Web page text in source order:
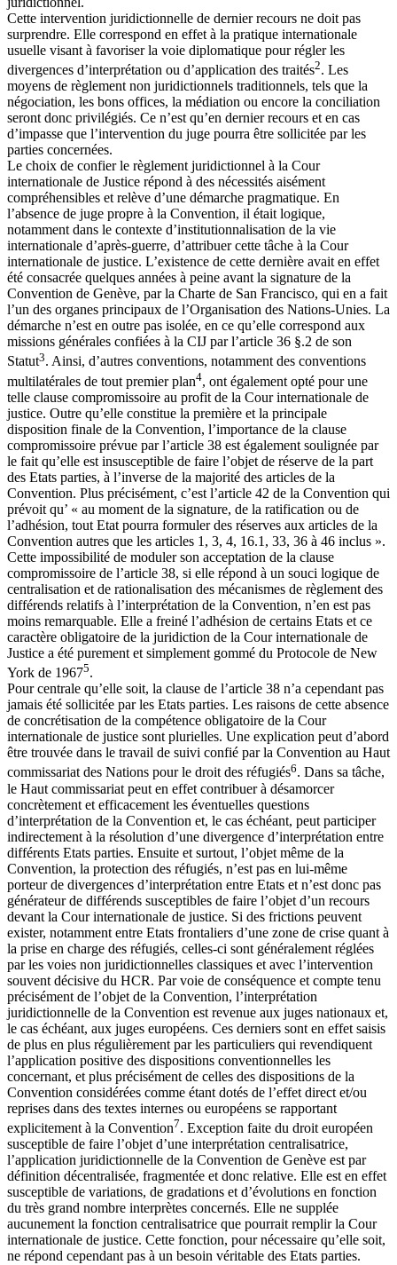
Cette intervention juridictionnelle de dernier recours ne doit pas
surprendre. Elle correspond en effet à la pratique internationale
usuelle visant à favoriser la voie diplomatique pour régler les
divergences d’interprétation ou d’application des traités2. Les
moyens de règlement non juridictionnels traditionnels, tels que la
négociation, les bons offices, la médiation ou encore la conciliation
seront donc privilégiés. Ce n’est qu’en dernier recours et en cas
d’impasse que l’intervention du juge pourra être sollicitée par les
parties concernées.
Le choix de confier le règlement juridictionnel à la Cour
internationale de Justice répond à des nécessités aisément
compréhensibles et relève d’une démarche pragmatique. En
l’absence de juge propre à la Convention, il était logique,
notamment dans le contexte d’institutionnalisation de la vie
internationale d’après-guerre, d’attribuer cette tâche à la Cour
internationale de justice. L’existence de cette dernière avait en effet
été consacrée quelques années à peine avant la signature de la
Convention de Genève, par la Charte de San Francisco, qui en a fait
l’un des organes principaux de l’Organisation des Nations-Unies. La
démarche n’est en outre pas isolée, en ce qu’elle correspond aux
missions générales confiées à la CIJ par l’article 36 §.2 de son
Statut3. Ainsi, d’autres conventions, notamment des conventions
multilatérales de tout premier plan4, ont également opté pour une
telle clause compromissoire au profit de la Cour internationale de
justice. Outre qu’elle constitue la première et la principale
disposition finale de la Convention, l’importance de la clause
compromissoire prévue par l’article 38 est également soulignée par
le fait qu’elle est insusceptible de faire l’objet de réserve de la part
des Etats parties, à l’inverse de la majorité des articles de la
Convention. Plus précisément, c’est l’article 42 de la Convention qui
prévoit qu’ « au moment de la signature, de la ratification ou de
l’adhésion, tout Etat pourra formuler des réserves aux articles de la
Convention autres que les articles 1, 3, 4, 16.1, 33, 36 à 46 inclus ».
Cette impossibilité de moduler son acceptation de la clause
compromissoire de l’article 38, si elle répond à un souci logique de
centralisation et de rationalisation des mécanismes de règlement des
différends relatifs à l’interprétation de la Convention, n’en est pas
moins remarquable. Elle a freiné l’adhésion de certains Etats et ce
caractère obligatoire de la juridiction de la Cour internationale de
Justice a été purement et simplement gommé du Protocole de New
York de 19675.
Pour centrale qu’elle soit, la clause de l’article 38 n’a cependant pas
jamais été sollicitée par les Etats parties. Les raisons de cette absence
de concrétisation de la compétence obligatoire de la Cour
internationale de justice sont plurielles. Une explication peut d’abord
être trouvée dans le travail de suivi confié par la Convention au Haut
commissariat des Nations pour le droit des réfugiés6. Dans sa tâche,
le Haut commissariat peut en effet contribuer à désamorcer
concrètement et efficacement les éventuelles questions
d’interprétation de la Convention et, le cas échéant, peut participer
indirectement à la résolution d’une divergence d’interprétation entre
différents Etats parties. Ensuite et surtout, l’objet même de la
Convention, la protection des réfugiés, n’est pas en lui-même
porteur de divergences d’interprétation entre Etats et n’est donc pas
générateur de différends susceptibles de faire l’objet d’un recours
devant la Cour internationale de justice. Si des frictions peuvent
exister, notamment entre Etats frontaliers d’une zone de crise quant à
la prise en charge des réfugiés, celles-ci sont généralement réglées
par les voies non juridictionnelles classiques et avec l’intervention
souvent décisive du HCR. Par voie de conséquence et compte tenu
précisément de l’objet de la Convention, l’interprétation
juridictionnelle de la Convention est revenue aux juges nationaux et,
le cas échéant, aux juges européens. Ces derniers sont en effet saisis
de plus en plus régulièrement par les particuliers qui revendiquent
l’application positive des dispositions conventionnelles les
concernant, et plus précisément de celles des dispositions de la
Convention considérées comme étant dotés de l’effet direct et/ou
reprises dans des textes internes ou européens se rapportant
explicitement à la Convention7. Exception faite du droit européen
susceptible de faire l’objet d’une interprétation centralisatrice,
l’application juridictionnelle de la Convention de Genève est par
définition décentralisée, fragmentée et donc relative. Elle est en effet
susceptible de variations, de gradations et d’évolutions en fonction
du très grand nombre interprètes concernés. Elle ne supplée
aucunement la fonction centralisatrice que pourrait remplir la Cour
internationale de justice. Cette fonction, pour nécessaire qu’elle soit,
ne répond cependant pas à un besoin véritable des Etats parties.